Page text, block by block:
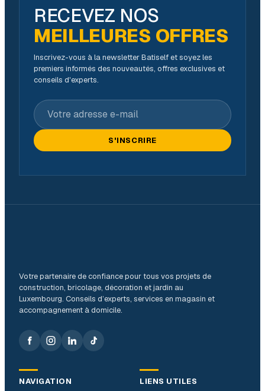
RECEVEZ NOS
MEILLEURES OFFRES
Inscrivez-vous à la newsletter Batiself et soyez les
premiers informés des nouveautés, offres exclusives et
conseils d'experts.
Votre adresse e-mail
S'INSCRIRE
Votre partenaire de confiance pour tous vos projets de
construction, bricolage, décoration et jardin au
Luxembourg. Conseils d’experts, services en magasin et
accompagnement à domicile.
NAVIGATION LIENS UTILES